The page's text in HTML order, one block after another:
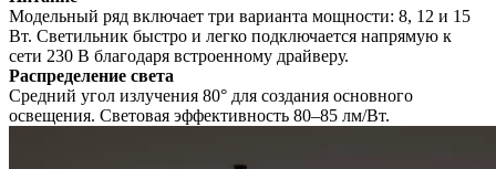
Модельный ряд включает три варианта мощности: 8, 12 и 15
Вт. Светильник быстро и легко подключается напрямую к
сети 230 В благодаря встроенному драйверу.
Распределение света
Средний угол излучения 80° для создания основного
освещения. Световая эффективность 80–85 лм/Вт.